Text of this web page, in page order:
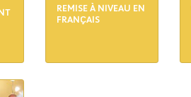
REMISE À NIVEAU EN
FRANÇAIS